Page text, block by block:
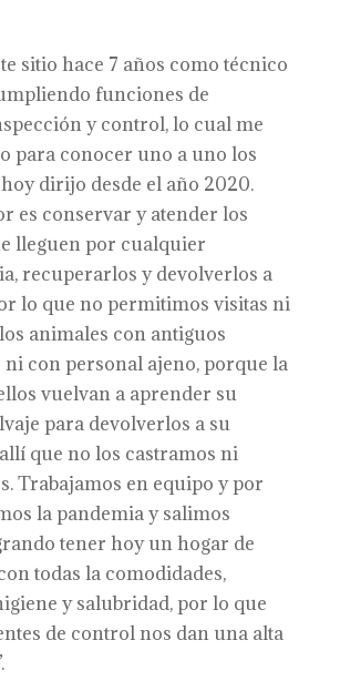
sitio hace 7 años como técnico
funciones de
y control, lo cual me
para conocer uno a uno los
dirijo desde el año 2020.
es conservar y atender los
lleguen por cualquier
recuperarlos y devolverlos a
lo que no permitimos visitas ni
animales con antiguos
con personal ajeno, porque la
vuelvan a aprender su
para devolverlos a su
que no los castramos ni
Trabajamos en equipo y por
la pandemia y salimos
tener hoy un hogar de
todas la comodidades,
y salubridad, por lo que
de control nos dan una alta